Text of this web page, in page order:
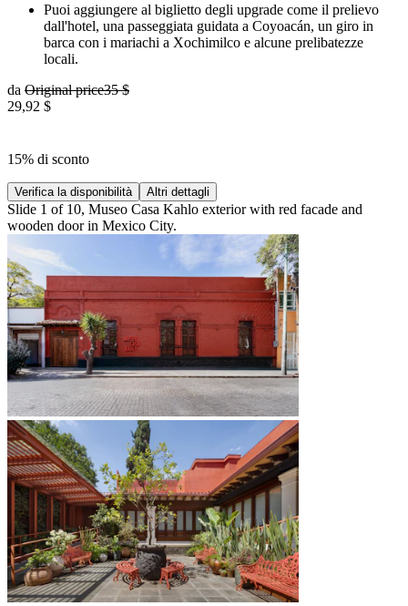
Puoi aggiungere al biglietto degli upgrade come il prelievo
dall'hotel, una passeggiata guidata a Coyoacán, un giro in
barca con i mariachi a Xochimilco e alcune prelibatezze
locali.
da Original price35 $
29,92 $
15% di sconto
Verifica la disponibilità Altri dettagli
Slide 1 of 10, Museo Casa Kahlo exterior with red facade and
wooden door in Mexico City.